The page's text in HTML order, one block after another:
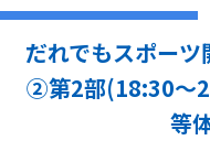
だれでもスポー
②第2部(18:30〜
等